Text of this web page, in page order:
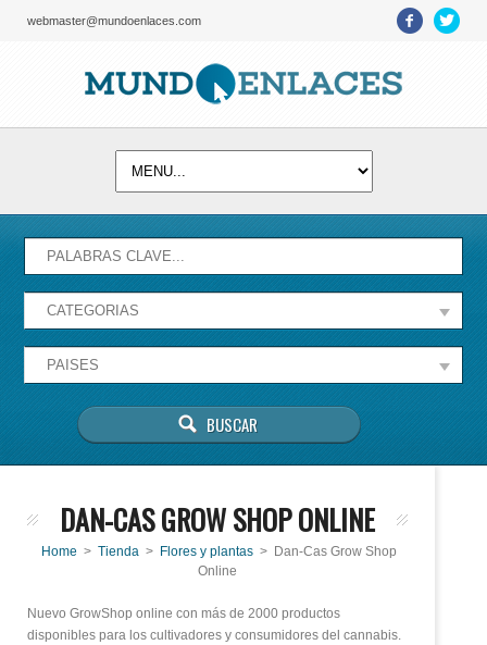
webmaster@mundoenlaces.com
DAN-CAS GROW SHOP ONLINE
Home > Tienda > Flores y plantas > Dan-Cas Grow Shop
Online
Nuevo GrowShop online con más de 2000 productos
disponibles para los cultivadores y consumidores del cannabis.